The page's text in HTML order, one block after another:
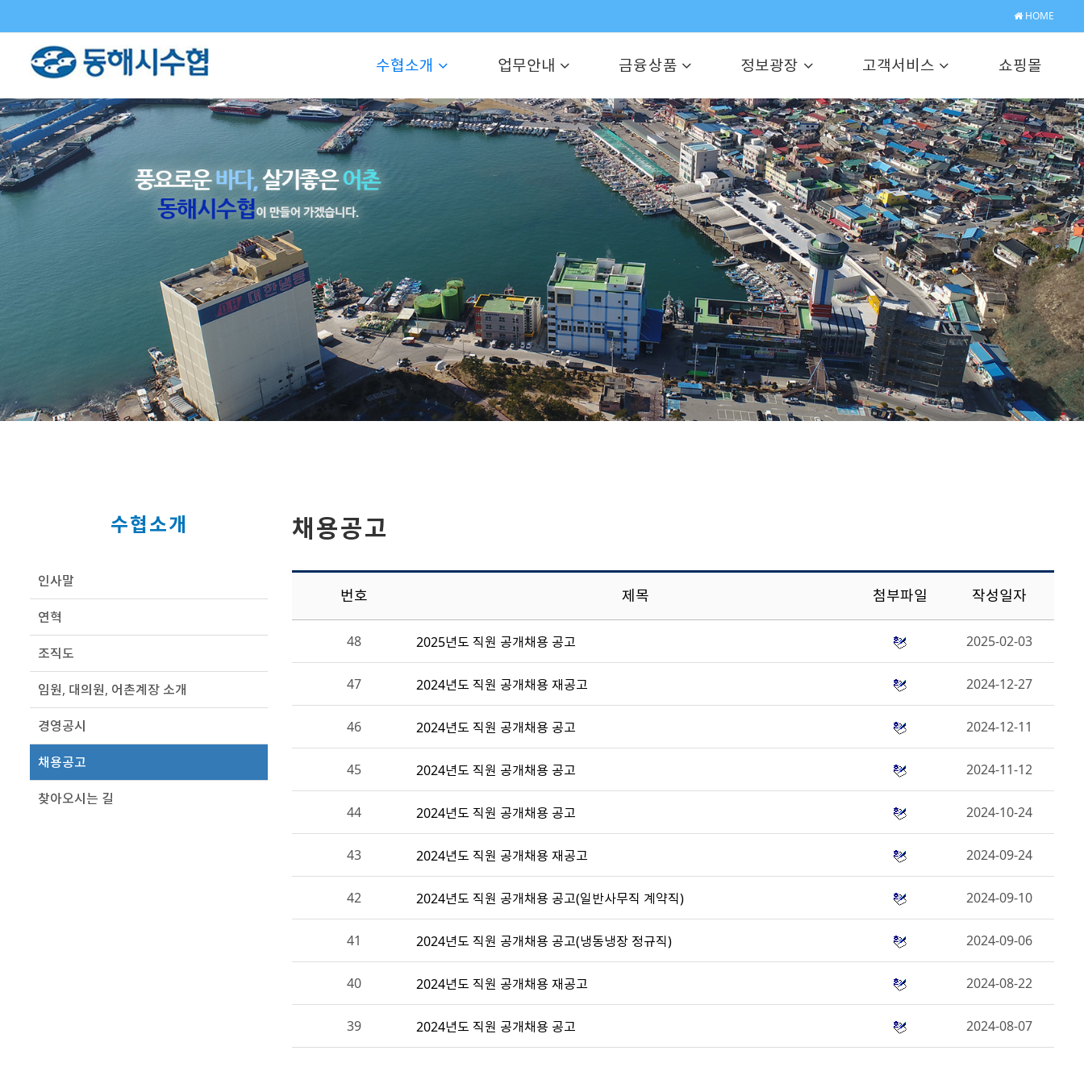
HOME
수협소개 업무안내 금융상품 정보광장 고객서비스 쇼핑몰
수협소개
인사말
연혁
조직도
임원, 대의원, 어촌계장 소개
경영공시
채용공고
찾아오시는 길
채용공고
번호 제목 첨부파일 작성일자
48 2025년도 직원 공개채용 공고 2025-02-03
47 2024년도 직원 공개채용 재공고 2024-12-27
46 2024년도 직원 공개채용 공고 2024-12-11
45 2024년도 직원 공개채용 공고 2024-11-12
44 2024년도 직원 공개채용 공고 2024-10-24
43 2024년도 직원 공개채용 재공고 2024-09-24
42 2024년도 직원 공개채용 공고(일반사무직 계약직) 2024-09-10
41 2024년도 직원 공개채용 공고(냉동냉장 정규직) 2024-09-06
40 2024년도 직원 공개채용 재공고 2024-08-22
39 2024년도 직원 공개채용 공고 2024-08-07